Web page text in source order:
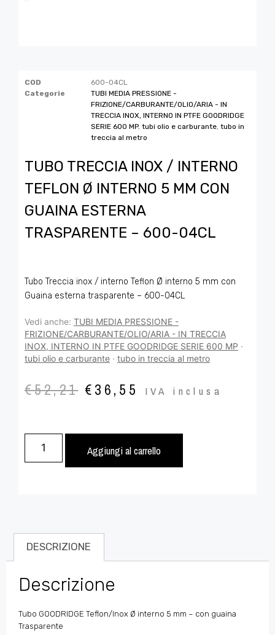
COD
600-04CL
Categorie
TUBI MEDIA PRESSIONE -
FRIZIONE/CARBURANTE/OLIO/ARIA - IN
TRECCIA INOX, INTERNO IN PTFE GOODRIDGE
SERIE 600 MP, tubi olio e carburante tubo in
treccia al metro
TUBO TRECCIA INOX / INTERNO
TEFLON Ø INTERNO 5 MM CON
GUAINA ESTERNA
TRASPARENTE – 600-04CL
Tubo Treccia inox / interno Teflon Ø interno 5 mm con
Guaina esterna trasparente – 600-04CL
Vedi anche: TUBI MEDIA PRESSIONE -
FRIZIONE/CARBURANTE/OLIO/ARIA - IN TRECCIA
INOX, INTERNO IN PTFE GOODRIDGE SERIE 600 MP ·
tubi olio e carburante · tubo in treccia al metro
€52,21 €36,55 IVA inclusa
Aggiungi al carrello
DESCRIZIONE
Descrizione
Tubo GOODRIDGE Teflon/Inox Ø interno 5 mm – con guaina
Trasparente